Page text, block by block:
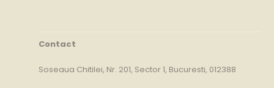
Contact
Soseaua Chitilei, Nr. 201, Sector 1, Bucuresti, 012388